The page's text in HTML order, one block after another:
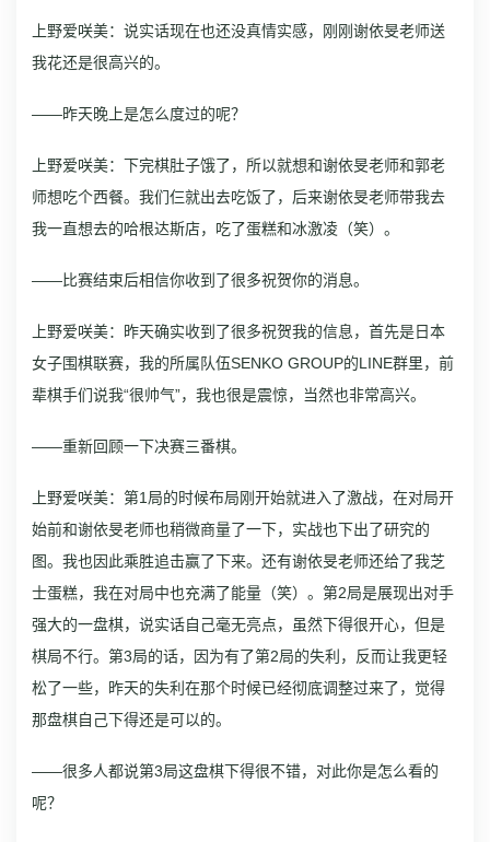
上野爱咲美：说实话现在也还没真情实感，刚刚谢依旻老师送
我花还是很高兴的。
——昨天晚上是怎么度过的呢？
上野爱咲美：下完棋肚子饿了，所以就想和谢依旻老师和郭老
师想吃个西餐。我们仨就出去吃饭了，后来谢依旻老师带我去
我一直想去的哈根达斯店，吃了蛋糕和冰激凌（笑）。
——比赛结束后相信你收到了很多祝贺你的消息。
上野爱咲美：昨天确实收到了很多祝贺我的信息，首先是日本
女子围棋联赛，我的所属队伍SENKO GROUP的LINE群里，前
辈棋手们说我“很帅气”，我也很是震惊，当然也非常高兴。
——重新回顾一下决赛三番棋。
上野爱咲美：第1局的时候布局刚开始就进入了激战，在对局开
始前和谢依旻老师也稍微商量了一下，实战也下出了研究的
图。我也因此乘胜追击赢了下来。还有谢依旻老师还给了我芝
士蛋糕，我在对局中也充满了能量（笑）。第2局是展现出对手
强大的一盘棋，说实话自己毫无亮点，虽然下得很开心，但是
棋局不行。第3局的话，因为有了第2局的失利，反而让我更轻
松了一些，昨天的失利在那个时候已经彻底调整过来了，觉得
那盘棋自己下得还是可以的。
——很多人都说第3局这盘棋下得很不错，对此你是怎么看的
呢？